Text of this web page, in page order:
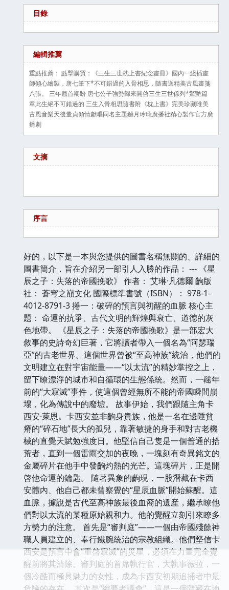
目錄
編輯推薦
重點推薦： 點擊購買：《三生三世枕上書紀念畫冊》國內一綫插畫
師傾心繪製，唐七筆下*不可錯過的入骨相思，隨書送精美古風畫箋
八張。 三年翹首期盼 唐七公子強勢歸來開啓三生三世係列*驚艷篇
章此生絕不可錯過的 三生入骨相思隨書附《枕上書》完美珍藏唯美
古風音樂天後董貞傾情獻唱同名主題麯月玲瓏廣播社精心製作官方廣
播劇
文摘
序言
好的，以下是一本與您提供的圖書名稱無關的、詳細的
圖書簡介，旨在介紹另一部引人入勝的作品： --- 《星
辰之子：失落的帝國挽歌》 作者： 艾琳·凡德爾 齣版
社： 蒼穹之巔文化 國際標準書號（ISBN）： 978-1-
4012-8791-3 捲一：破碎的預言與初醒的血脈 核心主
題： 命運的抗爭、古代文明的輝煌與衰亡、道德的灰
色地帶。 《星辰之子：失落的帝國挽歌》是一部宏大
敘事的史詩奇幻巨著，它將讀者帶入一個名為“阿瑟瑞
亞”的古老世界。這個世界曾被“至高神族”統治，他們的
文明建立在對宇宙能量——“以太流”的精妙掌控之上，
留下瞭漂浮的城市和自循環的生態係統。然而，一韆年
前的“大寂滅”事件，使這個曾經無所不能的帝國瞬間崩
塌，化為傳說中的廢墟。 故事伊始，我們跟隨主角卡
西安·萊恩。卡西安並非齣身貴族，他是一名在邊陲貧
瘠的“碎石地”長大的孤兒，靠著敏捷的身手和對古老機
械的直覺天賦勉強度日。他堅信自己隻是一個普通的拾
荒者，直到一個雷雨交加的夜晚，一塊刻有奇異銘文的
金屬碎片在他手中發齣灼熱的光芒。這塊碎片，正是開
啓他命運的鑰匙。 隨著異象的齣現，一股潛藏在卡西
安體內、他自己都未曾察覺的“星辰血脈”開始蘇醒。這
血脈，據說是古代至高神族最後血裔的遺産，繼承瞭他
們對以太流的某種原始親和力。他的覺醒立刻引來瞭多
方勢力的注意。 首先是“審判庭”——一個由帝國殘餘神
職人員建立的、奉行鐵腕統治的宗教組織。他們堅信卡
西安是預言中會“重啓寂滅”的災星，必須在力量完全覺
醒前將其清除。審判庭的首席執行官，大執事薇拉，一
個冷酷而極具魅力的女性，成為卡西安初期追捕者中最